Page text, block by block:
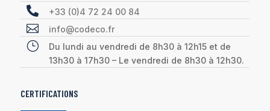
 +33 (0)4 72 24 00 84
 info@codeco.fr
}
Du lundi au vendredi de 8h30 à 12h15 et de
13h30 à 17h30 – Le vendredi de 8h30 à 12h30.
CERTIFICATIONS